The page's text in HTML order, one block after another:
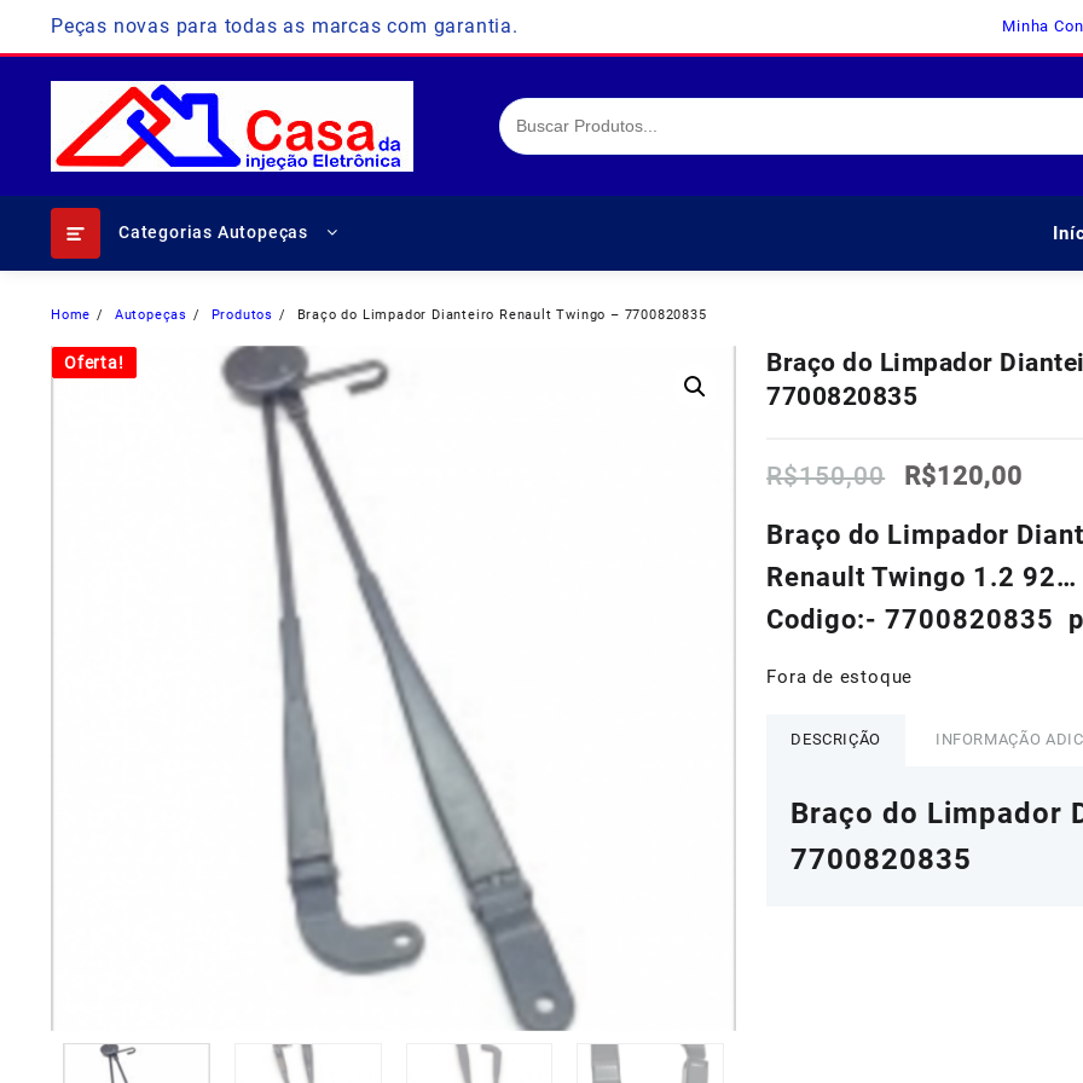
content
Peças novas para todas as marcas com garantia. Minha
Categorias Autopeças
Home Autopeças Produtos Braço do Limpador Dianteiro Renault Twingo – 7700820835
Oferta!
Braço do Limpador
7700820835
R$150,00
O
original
era:
R$150,00.
R$120,00
atual
é:
Braço do Limpador
Renault Twingo 1.2 92…
Codigo:- 7700820835
Fora de estoque
DESCRIÇÃO INFORMAÇÃO
Braço do Limpador
7700820835
Oferta!